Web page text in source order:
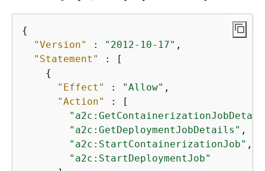
{
"Version"
: "2012-10-17" ,
"Statement"
: [
{
"Effect"
: "Allow" ,
"Action"
: [
"a2c:GetDeploymentJobDetails" ,
"a2c:StartContainerizationJob" ,
"a2c:StartDeploymentJob"